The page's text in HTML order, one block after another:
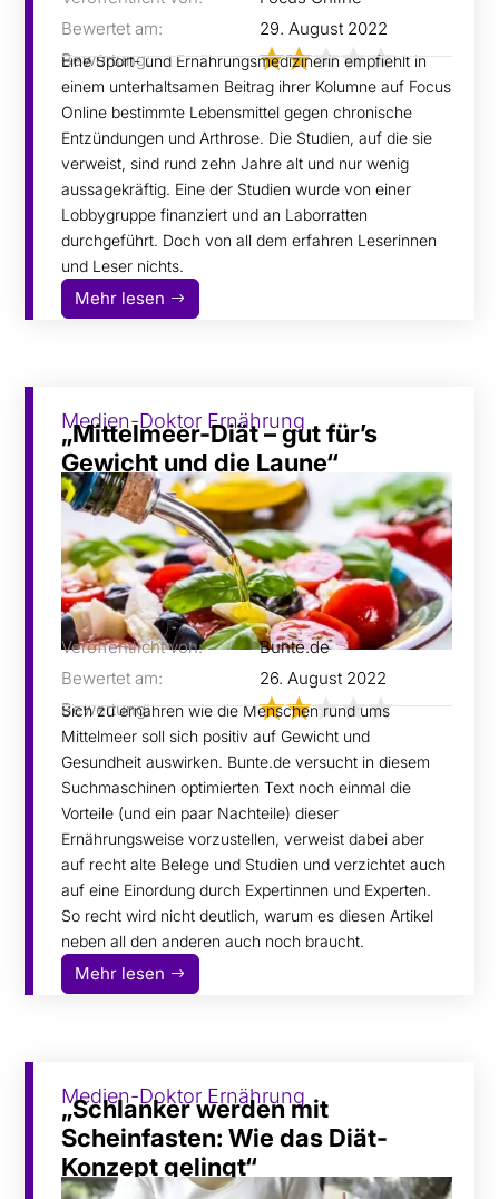
Bewertet am:
29. August 2022
Bewertung:
Eine Sport- und Ernährungsmedizinerin empfiehlt in
einem unterhaltsamen Beitrag ihrer Kolumne auf Focus
Online bestimmte Lebensmittel gegen chronische
Entzündungen und Arthrose. Die Studien, auf die sie
verweist, sind rund zehn Jahre alt und nur wenig
aussagekräftig. Eine der Studien wurde von einer
Lobbygruppe finanziert und an Laborratten
durchgeführt. Doch von all dem erfahren Leserinnen
und Leser nichts.
Mehr lesen
Medien-Doktor Ernährung
„Mittelmeer-Diät – gut für’s
Gewicht und die Laune“
Veröffentlicht von:
Bunte.de
Bewertet am:
26. August 2022
Bewertung:
Sich zu ernähren wie die Menschen rund ums
Mittelmeer soll sich positiv auf Gewicht und
Gesundheit auswirken. Bunte.de versucht in diesem
Suchmaschinen optimierten Text noch einmal die
Vorteile (und ein paar Nachteile) dieser
Ernährungsweise vorzustellen, verweist dabei aber
auf recht alte Belege und Studien und verzichtet auch
auf eine Einordung durch Expertinnen und Experten.
So recht wird nicht deutlich, warum es diesen Artikel
neben all den anderen auch noch braucht.
Mehr lesen
Medien-Doktor Ernährung
„Schlanker werden mit
Scheinfasten: Wie das Diät-
Konzept gelingt“